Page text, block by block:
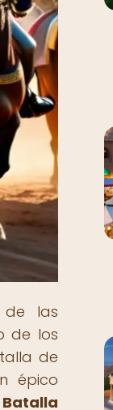
de las
de los
de
épico
Batalla